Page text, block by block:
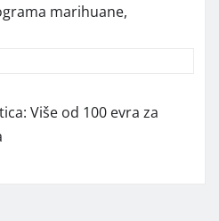
marihuane,
Više od 100 evra za